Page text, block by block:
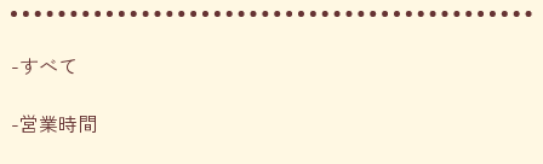
すべて
営業時間